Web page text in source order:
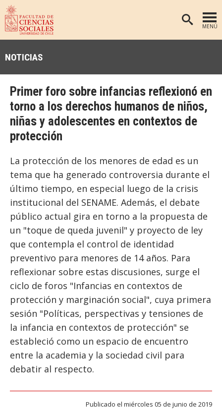
MENÚ
DEPARTAMENTOS
ANTROPOLOGÍA
EDUCACIÓN
TRABAJO SOCIAL
PREGRADO
POSTGRADO
PUBLICACIONES
EXTENSIÓN
BIBLIOTECA
ADMISIÓN
ESTUDIANTES
ACADÉMICOS
FUNCIONARIOS
EGRESADOS
NOTICIAS
Primer foro sobre infancias reflexionó en
torno a los derechos humanos de niños,
niñas y adolescentes en contextos de
protección
La protección de los menores de edad es un
tema que ha generado controversia durante el
último tiempo, en especial luego de la crisis
institucional del SENAME. Además, el debate
público actual gira en torno a la propuesta de
un "toque de queda juvenil" y proyecto de ley
que contempla el control de identidad
preventivo para menores de 14 años. Para
reflexionar sobre estas discusiones, surge el
ciclo de foros "Infancias en contextos de
protección y marginación social", cuya primera
sesión "Políticas, perspectivas y tensiones de
la infancia en contextos de protección" se
estableció como un espacio de encuentro
entre la academia y la sociedad civil para
debatir al respecto.
Publicado el miércoles 05 de junio de 2019